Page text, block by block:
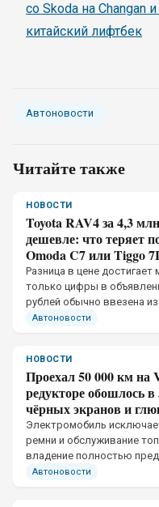
со Skoda на Changan
китайский лифтбек
Автоновости
Читайте также
НОВОСТИ
Toyota RAV4 за 4,3
дешевле: что теряет
Omoda C7 или Tiggo
Разница в цене
только цифры в
рублей обычно ввезена
каналам, тогда как
Автоновости
НОВОСТИ
Проехал 50 000 км на
редукторе обошлось
чёрных экранов и
Электромобиль
ремни и обслуживание
владение полностью
пробегом 50 тыс. км
Автоновости